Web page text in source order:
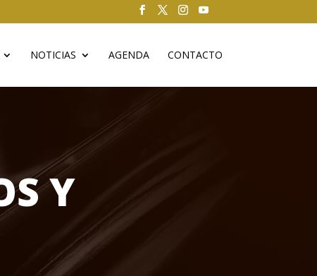
NOTICIAS AGENDA CONTACTO
Y